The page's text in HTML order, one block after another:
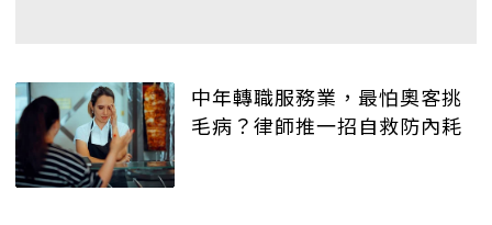
中年轉職服務業，最怕奧客挑
毛病？律師推一招自救防內耗